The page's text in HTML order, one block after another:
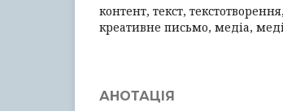
контент, текст,
креативне письмо, медіа,
АНОТАЦІЯ